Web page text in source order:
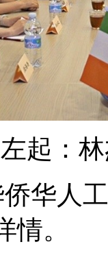
起：
华人
。